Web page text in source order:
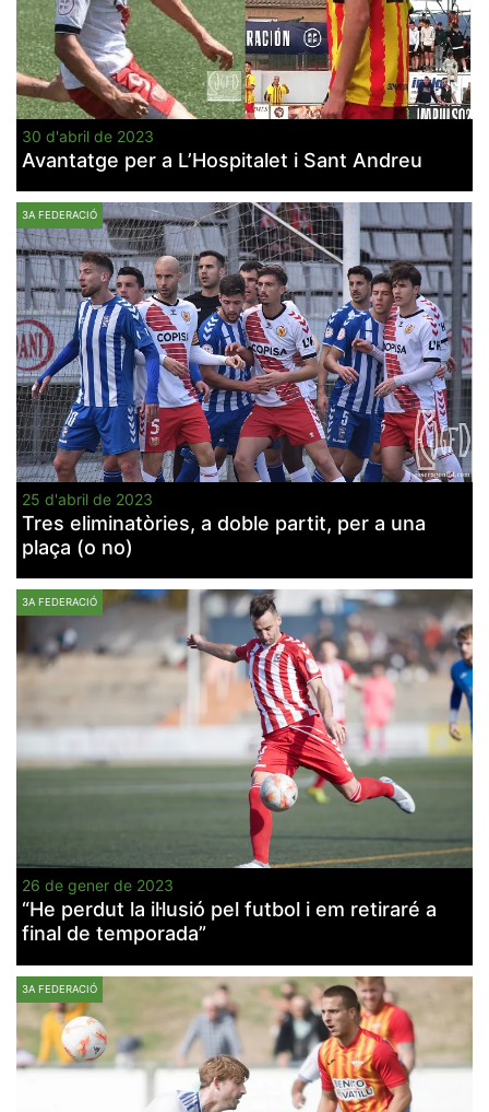
30 d'abril de 2023
Avantatge per a L’Hospitalet i Sant Andreu
3A FEDERACIÓ
25 d'abril de 2023
Tres eliminatòries, a doble partit, per a una
plaça (o no)
3A FEDERACIÓ
26 de gener de 2023
“He perdut la il·lusió pel futbol i em retiraré a
final de temporada”
3A FEDERACIÓ